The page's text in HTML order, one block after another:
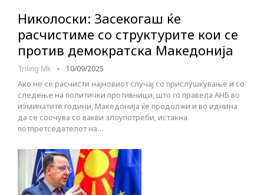
Николоски: Засекогаш ќе
расчистиме со структурите кои се
против демократска Македонија
Triling Mk 10/09/2025
Ако не се расчисти најновиот случај со прислушкување и со
следење на политички противници, што го правела АНБ во
изминатите години, Македонија ќе продолжи и во иднина
да се соочува со вакви злоупотреби, истакна
потпретседателот на…